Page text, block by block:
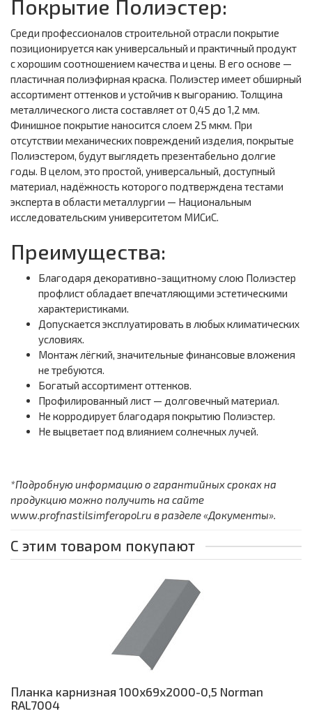
Покрытие Полиэстер:
Среди профессионалов строительной отрасли покрытие
позиционируется как универсальный и практичный продукт
с хорошим соотношением качества и цены. В его основе —
пластичная полиэфирная краска. Полиэстер имеет обширный
ассортимент оттенков и устойчив к выгоранию. Толщина
металлического листа составляет от 0,45 до 1,2 мм.
Финишное покрытие наносится слоем 25 мкм. При
отсутствии механических повреждений изделия, покрытые
Полиэстером, будут выглядеть презентабельно долгие
годы. В целом, это простой, универсальный, доступный
материал, надёжность которого подтверждена тестами
эксперта в области металлургии — Национальным
исследовательским университетом МИСиС.
Преимущества:
Благодаря декоративно-защитному слою Полиэстер
профлист обладает впечатляющими эстетическими
характеристиками.
Допускается эксплуатировать в любых климатических
условиях.
Монтаж лёгкий, значительные финансовые вложения
не требуются.
Богатый ассортимент оттенков.
Профилированный лист — долговечный материал.
Не корродирует благодаря покрытию Полиэстер.
Не выцветает под влиянием солнечных лучей.
*Подробную информацию о гарантийных сроках на
продукцию можно получить на сайте
www.profnastilsimferopol.ru в разделе «Документы».
С этим товаром покупают
Планка карнизная 100х69х2000-0,5 Norman
RAL7004